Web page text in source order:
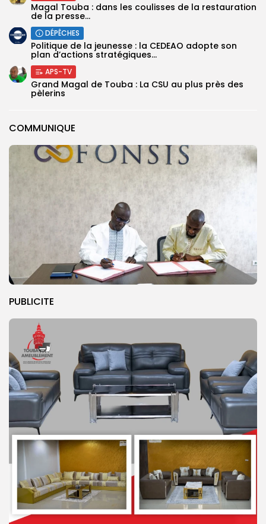
COMMUNIQUE
PUBLICITE
Magal Touba : dans les coulisses de la restauration
de la presse...
DÉPÊCHES
Politique de la jeunesse : la CEDEAO adopte son
plan d’actions stratégiques...
APS-TV
Grand Magal de Touba : La CSU au plus près des
pèlerins